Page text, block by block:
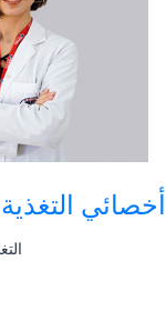
أخصائي